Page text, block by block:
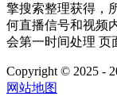
擎搜索整理获得，
何直播信号和视频
会第一时间处理 页
Copyright © 2025 -
网站地图